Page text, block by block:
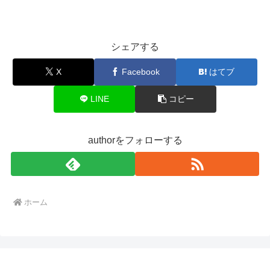
シェアする
X Facebook はてブ
LINE コピー
authorをフォローする
ホーム